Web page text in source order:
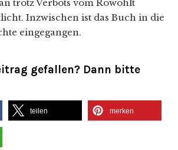
trotz Verbots vom Rowohlt
Inzwischen ist das Buch in die
eingegangen.
gefallen? Dann bitte
teilen merken